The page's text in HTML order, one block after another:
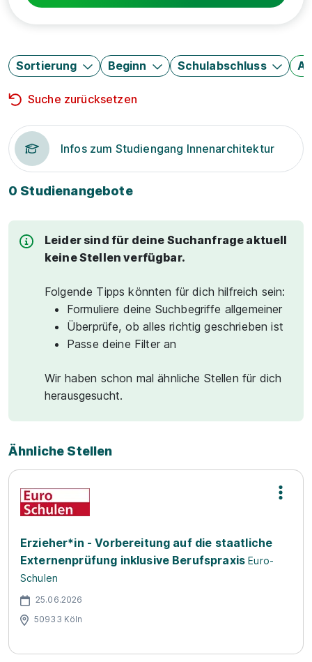
Sortierung Beginn Schulabschluss
Suche zurücksetzen
Infos zum Studiengang Innenarchitektur
0 Studienangebote
Leider sind für deine Suchanfrage aktuell
keine Stellen verfügbar.
Folgende Tipps könnten für dich hilfreich sein:
Formuliere deine Suchbegriffe allgemeiner
Überprüfe, ob alles richtig geschrieben ist
Passe deine Filter an
Wir haben schon mal ähnliche Stellen für dich
herausgesucht.
Ähnliche Stellen
Erzieher*in - Vorbereitung auf die staatliche
Externenprüfung inklusive Berufspraxis Euro-
Schulen
25.06.2026
50933 Köln